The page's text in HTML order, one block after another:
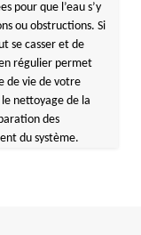
pour que l’eau s’y
ou obstructions. Si
se casser et de
régulier permet
de vie de votre
nettoyage de la
des
du système.